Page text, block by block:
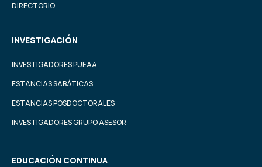
DIRECTORIO
INVESTIGACIÓN
INVESTIGADORES PUEAA
ESTANCIAS SABÁTICAS
ESTANCIAS POSDOCTORALES
INVESTIGADORES GRUPO ASESOR
EDUCACIÓN CONTINUA